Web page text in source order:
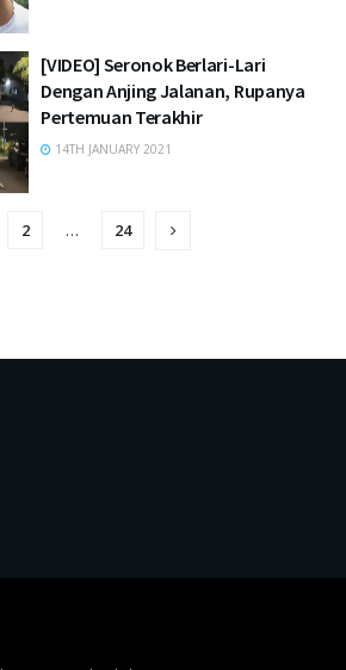
[VIDEO] Seronok Berlari-Lari
Dengan Anjing Jalanan, Rupanya
Pertemuan Terakhir
14TH JANUARY 2021
2 … 24